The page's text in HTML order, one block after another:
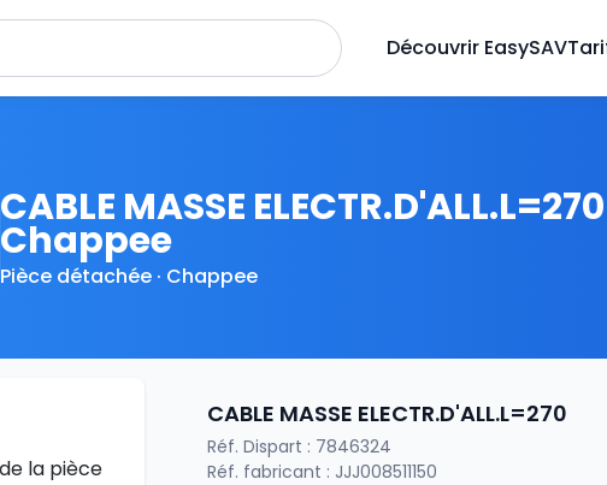
Découvrir EasySAV
CABLE MASSE ELECTR.D'ALL.L=270
Chappee
Pièce détachée · Chappee
CABLE MASSE ELECTR.D'ALL.L=270
Réf. Dispart : 7846324
Réf. fabricant : JJJ008511150